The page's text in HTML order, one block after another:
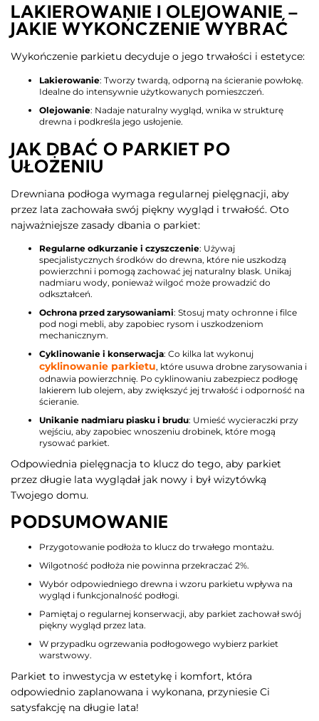
LAKIEROWANIE I OLEJOWANIE –
JAKIE WYKOŃCZENIE WYBRAĆ
Wykończenie parkietu decyduje o jego trwałości i estetyce:
Lakierowanie: Tworzy twardą, odporną na ścieranie powłokę.
Idealne do intensywnie użytkowanych pomieszczeń.
Olejowanie: Nadaje naturalny wygląd, wnika w strukturę
drewna i podkreśla jego usłojenie.
JAK DBAĆ O PARKIET PO
UŁOŻENIU
Drewniana podłoga wymaga regularnej pielęgnacji, aby
przez lata zachowała swój piękny wygląd i trwałość. Oto
najważniejsze zasady dbania o parkiet:
Regularne odkurzanie i czyszczenie: Używaj
specjalistycznych środków do drewna, które nie uszkodzą
powierzchni i pomogą zachować jej naturalny blask. Unikaj
nadmiaru wody, ponieważ wilgoć może prowadzić do
odkształceń.
Ochrona przed zarysowaniami: Stosuj maty ochronne i filce
pod nogi mebli, aby zapobiec rysom i uszkodzeniom
mechanicznym.
Cyklinowanie i konserwacja: Co kilka lat wykonuj
cyklinowanie parkietu, które usuwa drobne zarysowania i
odnawia powierzchnię. Po cyklinowaniu zabezpiecz podłogę
lakierem lub olejem, aby zwiększyć jej trwałość i odporność na
ścieranie.
Unikanie nadmiaru piasku i brudu: Umieść wycieraczki przy
wejściu, aby zapobiec wnoszeniu drobinek, które mogą
rysować parkiet.
Odpowiednia pielęgnacja to klucz do tego, aby parkiet
przez długie lata wyglądał jak nowy i był wizytówką
Twojego domu.
PODSUMOWANIE
Przygotowanie podłoża to klucz do trwałego montażu.
Wilgotność podłoża nie powinna przekraczać 2%.
Wybór odpowiedniego drewna i wzoru parkietu wpływa na
wygląd i funkcjonalność podłogi.
Pamiętaj o regularnej konserwacji, aby parkiet zachował swój
piękny wygląd przez lata.
W przypadku ogrzewania podłogowego wybierz parkiet
warstwowy.
Parkiet to inwestycja w estetykę i komfort, która
odpowiednio zaplanowana i wykonana, przyniesie Ci
satysfakcję na długie lata!